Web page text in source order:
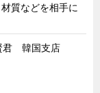
質などを相手に
君 韓国支店